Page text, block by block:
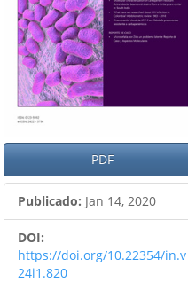
PDF
Publicado: Jan 14, 2020
DOI:
https://doi.org/10.22354/in.v
24i1.820